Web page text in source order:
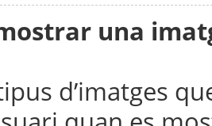
una
d’imatges